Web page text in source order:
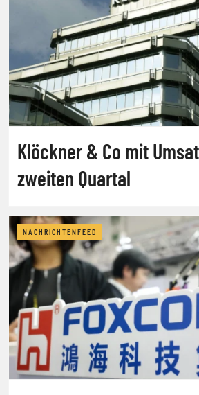
Klöckner & Co mit
zweiten Quartal
NACHRICHTENFEED